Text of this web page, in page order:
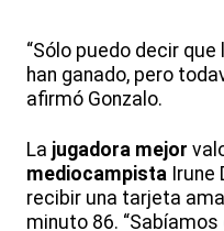
“Sólo puedo decir
han ganado, pero
afirmó Gonzalo.
La jugadora mejor
mediocampista
recibir una tarjeta
minuto 86.